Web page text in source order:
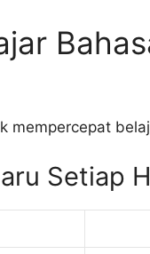
mempercepat
Setiap